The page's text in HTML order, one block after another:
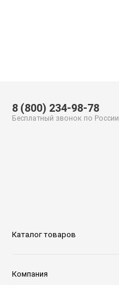
Каталог товаров
Компания
8 (800) 234-98-78
Бесплатный звонок по России